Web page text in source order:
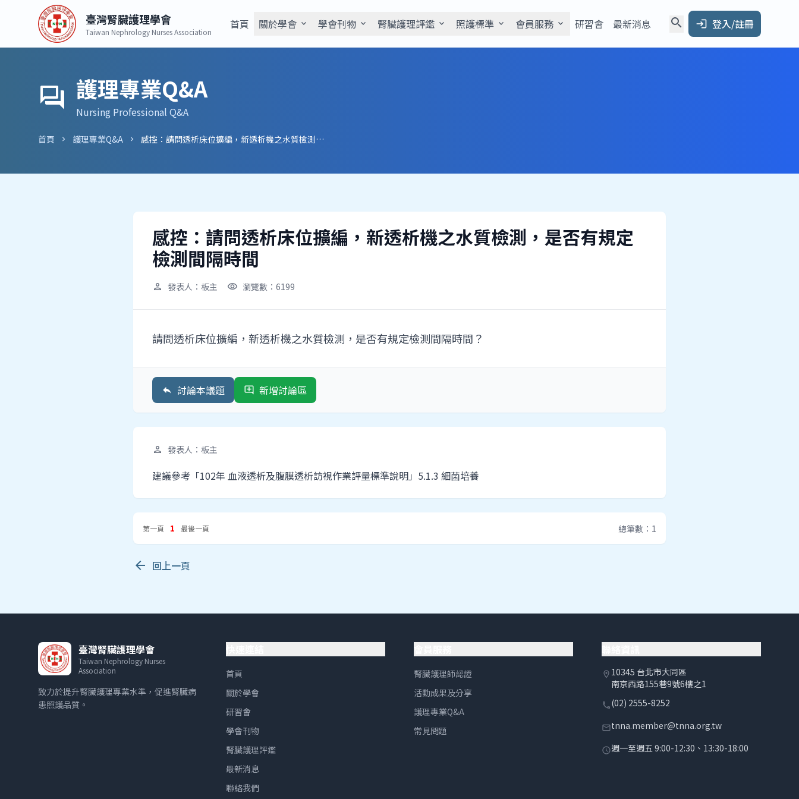
臺灣腎臟護理學會
Taiwan Nephrology Nurses Association
首頁 關於學會 expand_more 學會刊物 expand_more 腎臟護理評鑑 expand_more 照護標準 expand_more 會員服務 expand_more 研習會 最新消息 search login 登入/註冊
forum 護理專業Q&A
Nursing Professional Q&A
首頁 chevron_right 護理專業Q&A chevron_right 感控：請問透析床位擴編，新透析機之水質檢測，是否有規定檢測間隔時間
感控：請問透析床位擴編，新透析機之水質檢測，是否有規定
檢測間隔時間
person 發表人：板主 visibility 瀏覽數：6199
請問透析床位擴編，新透析機之水質檢測，是否有規定檢測間隔時間？
reply 討論本議題 add_comment 新增討論區
person 發表人：板主
建議參考「102年 血液透析及腹膜透析訪視作業評量標準說明」5.1.3 細菌培養
第一頁 1 最後一頁 總筆數：1
arrow_back 回上一頁
臺灣腎臟護理學會
Taiwan Nephrology Nurses
Association
致力於提升腎臟護理專業水準，促進腎臟病
患照護品質。
首頁
關於學會
研習會
學會刊物
腎臟護理評鑑
最新消息
聯絡我們
腎臟護理師認證
活動成果及分享
護理專業Q&A
常見問題
location_on 10345 台北市大同區
南京西路155巷9號6樓之1
phone(02) 2555-8252
emailtnna.member@tnna.org.tw
schedule週一至週五 9:00-12:30、13:30-18:00